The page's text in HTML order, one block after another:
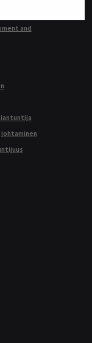
and
johtaminen